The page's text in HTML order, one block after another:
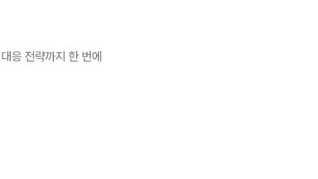
응 전략까지 한 번에